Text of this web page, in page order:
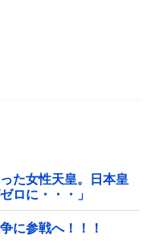
た女性天皇。日本皇
ロに・・・」
に参戦へ！！！